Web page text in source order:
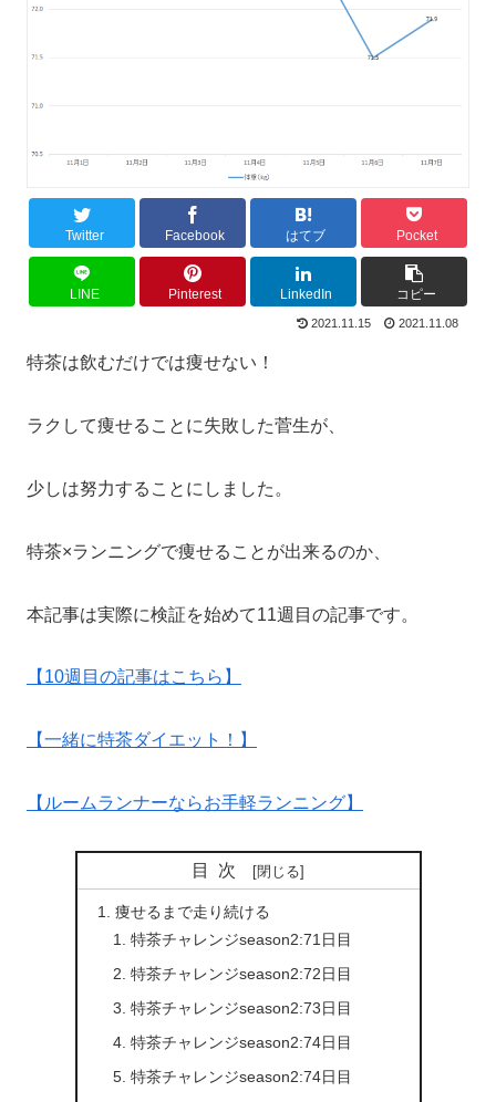
Twitter Facebook はてブ Pocket
LINE Pinterest LinkedIn コピー
2021.11.15 2021.11.08
特茶は飲むだけでは痩せない！
ラクして痩せることに失敗した菅生が、
少しは努力することにしました。
特茶×ランニングで痩せることが出来るのか、
本記事は実際に検証を始めて11週目の記事です。
【10週目の記事はこちら】
【一緒に特茶ダイエット！】
【ルームランナーならお手軽ランニング】
目次
痩せるまで走り続ける
特茶チャレンジseason2:71日目
特茶チャレンジseason2:72日目
特茶チャレンジseason2:73日目
特茶チャレンジseason2:74日目
特茶チャレンジseason2:74日目